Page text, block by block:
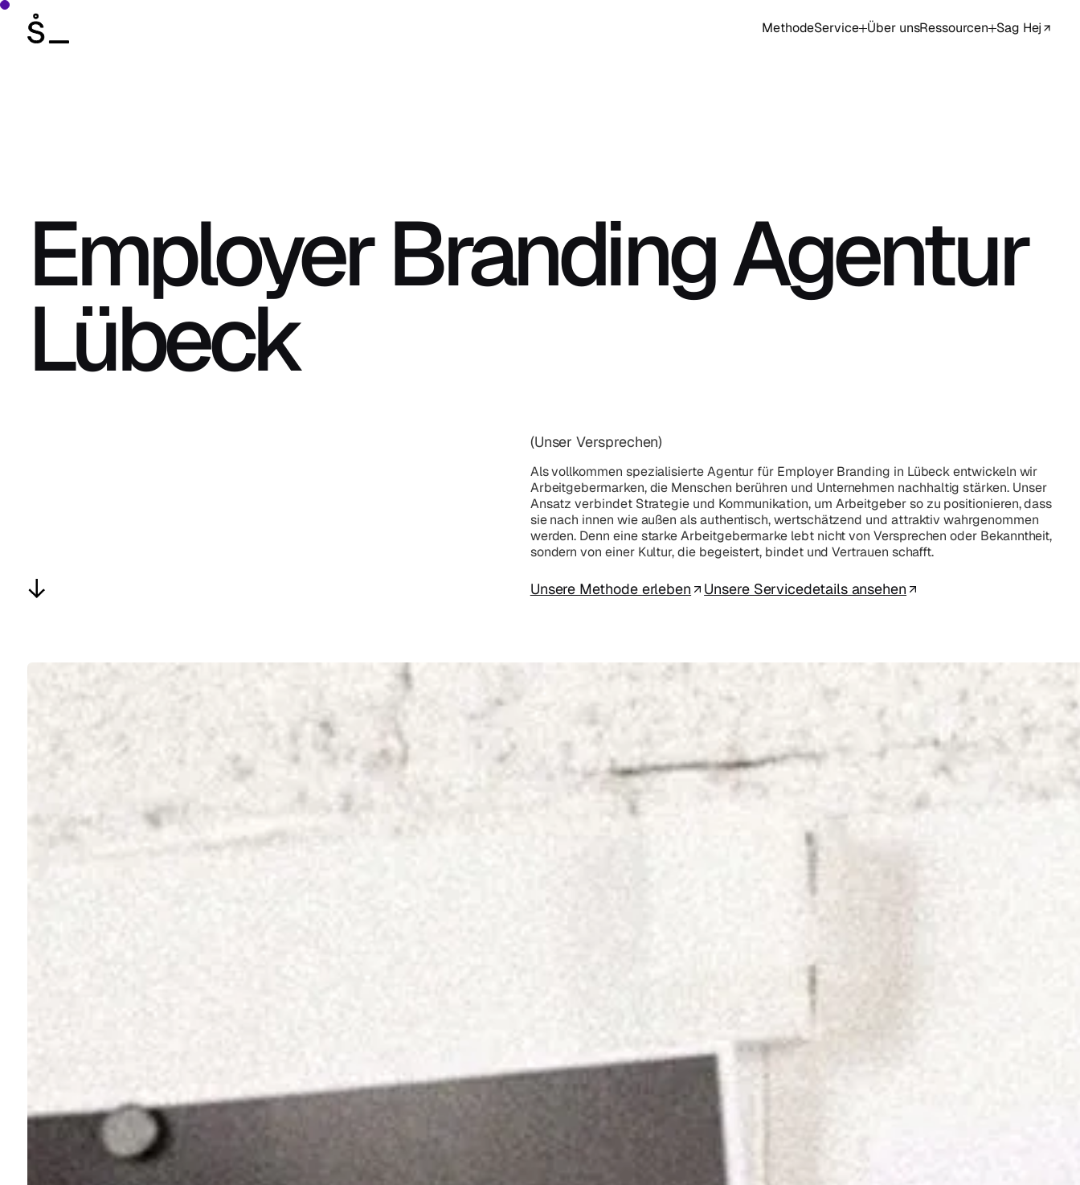
MethodeService Über unsRessourcen Sag Hej
Employer Branding Agentur
Lübeck
(Unser Versprechen)
Als vollkommen spezialisierte Agentur für Employer Branding in Lübeck entwickeln wir
Arbeitgebermarken, die Menschen berühren und Unternehmen nachhaltig stärken. Unser
Ansatz verbindet Strategie und Kommunikation, um Arbeitgeber so zu positionieren, dass
sie nach innen wie außen als authentisch, wertschätzend und attraktiv wahrgenommen
werden. Denn eine starke Arbeitgebermarke lebt nicht von Versprechen oder Bekanntheit,
sondern von einer Kultur, die begeistert, bindet und Vertrauen schafft.
Unsere Methode erleben Unsere Servicedetails ansehen